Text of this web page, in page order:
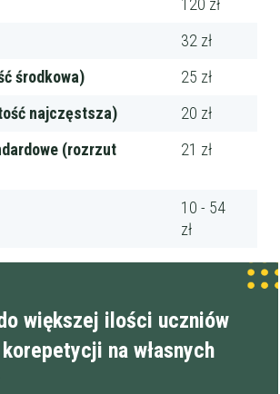
120 zł
32 zł
środkowa)
25 zł
najczęstsza)
20 zł
(rozrzut
21 zł
10 - 54
zł
większej ilości uczniów
na własnych